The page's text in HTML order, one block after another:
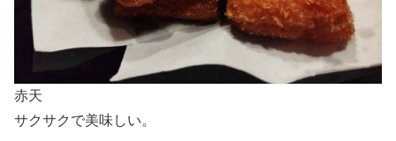
赤天
サクサクで美味しい。